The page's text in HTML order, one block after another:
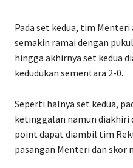
Pada set kedua, tim
semakin ramai dengan
hingga akhirnya set kedua
kedudukan sementara 2-0.
Seperti halnya set kedua,
ketinggalan namun diakhiri
point dapat diambil tim
pasangan Menteri dan skor